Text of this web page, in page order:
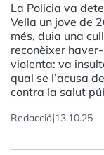
La Policia va
Vella un jove de
més, duia una
reconèixer
violenta: va
qual se l’acusa
contra la salut
Redacció|13.10.25